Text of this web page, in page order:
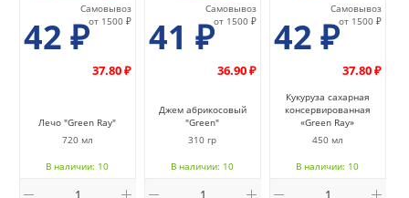
42 ₽
Самовывоз
от 1500 ₽
37.80 ₽
Лечо "Green Ray"
720 мл
В наличии: 10
41 ₽
Самовывоз
от 1500 ₽
36.90 ₽
Джем абрикосовый
"Green"
310 гр
В наличии: 10
42 ₽
Самовывоз
от 1500 ₽
37.80 ₽
Кукуруза сахарная
консервированная
«Green Ray»
450 мл
В наличии: 10